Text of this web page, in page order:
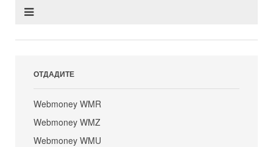
ОТДАДИТЕ
Webmoney WMR
Webmoney WMZ
Webmoney WMU